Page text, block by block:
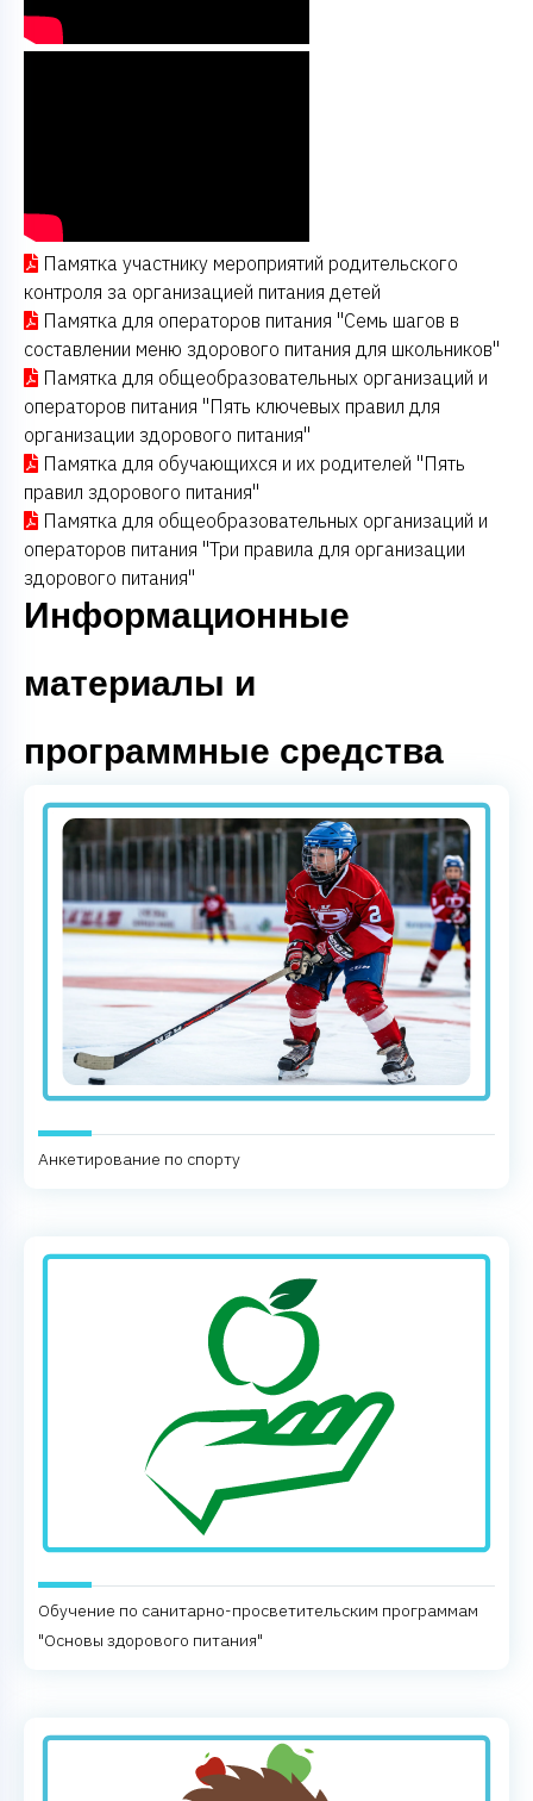
Памятка участнику мероприятий родительского
контроля за организацией питания детей
Памятка для операторов питания "Семь шагов в
составлении меню здорового питания для школьников"
Памятка для общеобразовательных организаций и
операторов питания "Пять ключевых правил для
организации здорового питания"
Памятка для обучающихся и их родителей "Пять
правил здорового питания"
Памятка для общеобразовательных организаций и
операторов питания "Три правила для организации
здорового питания"
Информационные
материалы и
программные средства
Анкетирование по спорту
Обучение по санитарно-просветительским программам
"Основы здорового питания"